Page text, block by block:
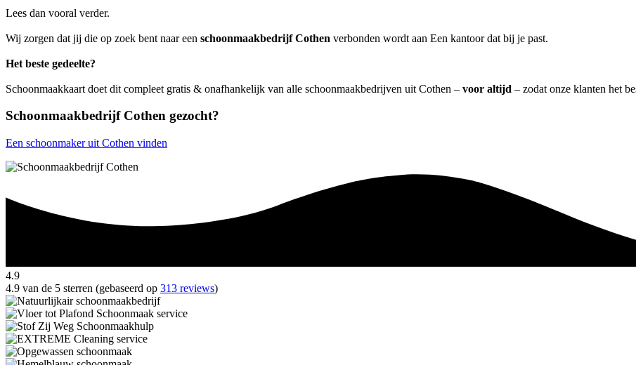
Lees dan vooral verder.
Wij zorgen dat jij die op zoek bent naar een schoonmaakbedrijf Cothen verbonden wordt aan Een kantoor dat bij je past.
Het beste gedeelte?
Schoonmaakkaart doet dit compleet gratis & onafhankelijk van alle schoonmaakbedrijven uit Cothen – voor altijd – zodat onze klanten het
Schoonmaakbedrijf Cothen gezocht?
Een schoonmaker uit Cothen vinden
4.9
4.9 van de 5 sterren (gebaseerd op 313 reviews)